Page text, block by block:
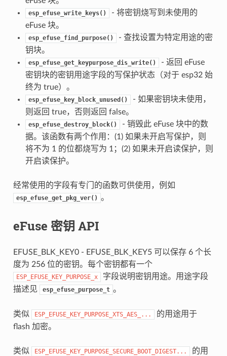
esp_efuse_write_keys()
- 将密钥烧写到未使用的
eFuse 块。
esp_efuse_find_purpose()
- 查找设置为特定用途的密
钥块。
esp_efuse_get_keypurpose_dis_write()
- 返回 eFuse
密钥块的密钥用途字段的写保护状态（对于 esp32 始
终为 true）。
esp_efuse_key_block_unused()
- 如果密钥块未使用，
则返回 true，否则返回 false。
esp_efuse_destroy_block()
- 销毁此 eFuse 块中的数
据。该函数有两个作用：(1) 如果未开启写保护，则
将不为 1 的位都烧写为 1；(2) 如果未开启读保护，则
开启读保护。
经常使用的字段有专门的函数可供使用，例如
esp_efuse_get_pkg_ver() 。
eFuse 密钥 API
EFUSE_BLK_KEY0 - EFUSE_BLK_KEY5 可以保存 6 个长
度为 256 位的密钥。每个密钥都有一个
ESP_EFUSE_KEY_PURPOSE_x
字段说明密钥用途。用途字段
描述见
esp_efuse_purpose_t 。
类似 ESP_EFUSE_KEY_PURPOSE_XTS_AES_...
的用途用于
flash 加密。
类似 ESP_EFUSE_KEY_PURPOSE_SECURE_BOOT_DIGEST...
的用